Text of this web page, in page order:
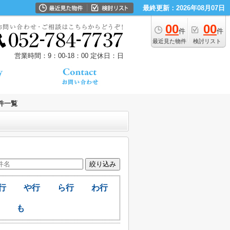
最終更新：2026年08月07日
00件
最近見た物件
00件
検討リスト
営業時間：9：00‐18：00 定休日：日
一覧
や行 ら行 わ行
も